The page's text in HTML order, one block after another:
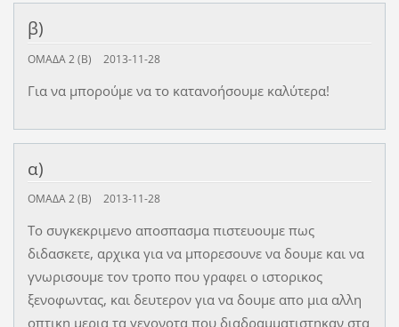
β)
ΟΜΑΔΑ 2 (Β) 2013-11-28
Για να μπορούμε να το κατανοήσουμε καλύτερα!
α)
ΟΜΑΔΑ 2 (Β) 2013-11-28
Το συγκεκριμενο αποσπασμα πιστευουμε πως
διδασκετε, αρχικα για να μπορεσουνε να δουμε και να
γνωρισουμε τον τροπο που γραφει ο ιστορικος
ξενοφωντας, και δευτερον για να δουμε απο μια αλλη
οπτικη μερια τα γεγονοτα που διαδραμματιστηκαν στα